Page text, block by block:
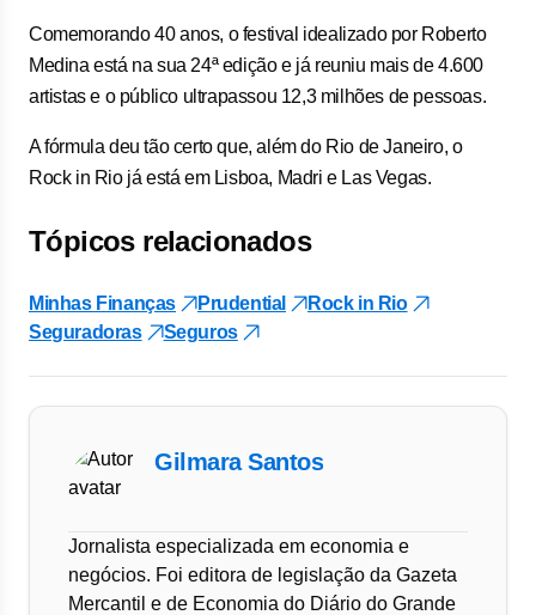
Comemorando 40 anos, o festival idealizado por Roberto
Medina está na sua 24ª edição e já reuniu mais de 4.600
artistas e o público ultrapassou 12,3 milhões de pessoas.
A fórmula deu tão certo que, além do Rio de Janeiro, o
Rock in Rio já está em Lisboa, Madri e Las Vegas.
Tópicos relacionados
Minhas Finanças Prudential
Rock in Rio
Seguradoras
Seguros
Gilmara Santos
Jornalista especializada em economia e
negócios. Foi editora de legislação da Gazeta
Mercantil e de Economia do Diário do Grande